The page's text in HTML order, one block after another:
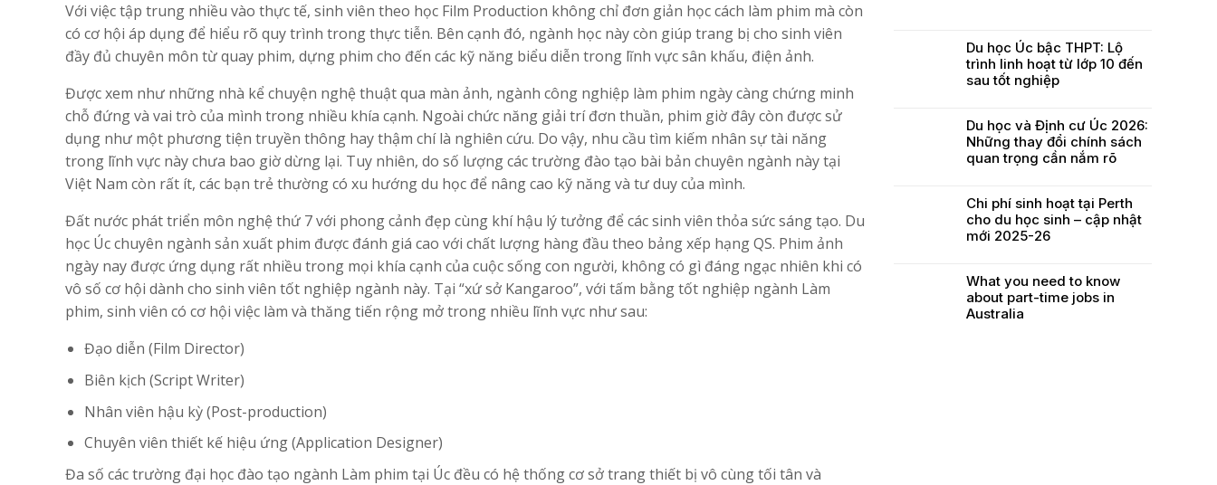
Với việc tập trung nhiều vào thực tế, sinh viên theo học Film Production không chỉ đơn giản học cách làm phim mà còn
có cơ hội áp dụng để hiểu rõ quy trình trong thực tiễn. Bên cạnh đó, ngành học này còn giúp trang bị cho sinh viên
đầy đủ chuyên môn từ quay phim, dựng phim cho đến các kỹ năng biểu diễn trong lĩnh vực sân khấu, điện ảnh.
Được xem như những nhà kể chuyện nghệ thuật qua màn ảnh, ngành công nghiệp làm phim ngày càng chứng minh
chỗ đứng và vai trò của mình trong nhiều khía cạnh. Ngoài chức năng giải trí đơn thuần, phim giờ đây còn được sử
dụng như một phương tiện truyền thông hay thậm chí là nghiên cứu. Do vậy, nhu cầu tìm kiếm nhân sự tài năng
trong lĩnh vực này chưa bao giờ dừng lại. Tuy nhiên, do số lượng các trường đào tạo bài bản chuyên ngành này tại
Việt Nam còn rất ít, các bạn trẻ thường có xu hướng du học để nâng cao kỹ năng và tư duy của mình.
Đất nước phát triển môn nghệ thứ 7 với phong cảnh đẹp cùng khí hậu lý tưởng để các sinh viên thỏa sức sáng tạo. Du
học Úc chuyên ngành sản xuất phim được đánh giá cao với chất lượng hàng đầu theo bảng xếp hạng QS. Phim ảnh
ngày nay được ứng dụng rất nhiều trong mọi khía cạnh của cuộc sống con người, không có gì đáng ngạc nhiên khi có
vô số cơ hội dành cho sinh viên tốt nghiệp ngành này. Tại “xứ sở Kangaroo”, với tấm bằng tốt nghiệp ngành Làm
phim, sinh viên có cơ hội việc làm và thăng tiến rộng mở trong nhiều lĩnh vực như sau:
Đạo diễn (Film Director)
Biên kịch (Script Writer)
Nhân viên hậu kỳ (Post-production)
Chuyên viên thiết kế hiệu ứng (Application Designer)
Đa số các trường đại học đào tạo ngành Làm phim tại Úc đều có hệ thống cơ sở trang thiết bị vô cùng tối tân và
Du học Úc bậc THPT: Lộ
trình linh hoạt từ lớp 10 đến
sau tốt nghiệp
Du học và Định cư Úc 2026:
Những thay đổi chính sách
quan trọng cần nắm rõ
Chi phí sinh hoạt tại Perth
cho du học sinh – cập nhật
mới 2025-26
What you need to know
about part-time jobs in
Australia